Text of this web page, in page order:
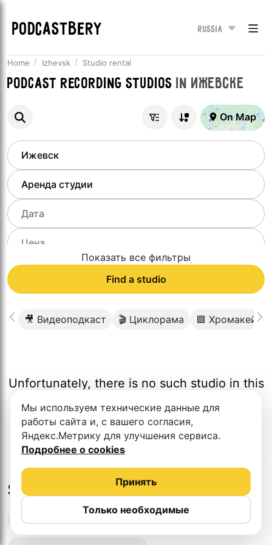
PODCASTBERY Russia
Home Izhevsk Studio rental
Podcast recording studios in Ижевске
On Map
Показать все фильтры
Find a studio
🎥 Видеоподкаст 🎬 Циклорама 🟩 Хромакей
Unfortunately, there is no such studio in this
Studios in nearby cities
Podcast recording studios
Мы используем технические данные для
работы сайта и, с вашего согласия,
Яндекс.Метрику для улучшения сервиса.
Подробнее о cookies
Только необходимые
Принять